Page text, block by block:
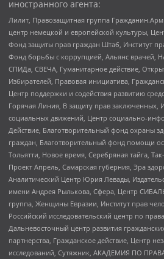
иностранного агента:
Лилит, Правозащитная группа
центр немецкой и европейской культуры,
Фонд защиты прав граждан Штаб, Институт
Фонд борьбы с коррупцией, Альянс
СПИДа, СВЕЧА, Гуманитарное действие,
Избирателей, Правовая инициатива,
Центр поддержки и содействия развитию
Горячая Линия, В защиту прав заключенных,
социальных движений, Центр социально-
Действие, Благотворительный фонд охраны
граждан, Благотворительный фонд помощи
Тольятти, Новое время, Серебряная тайга,
Проект Апрель, Самарская губерния, Эра
Аналитический Центр Юрия Левады,
имени Андрея Рылькова, Сфера, Центр
группа, Женщины Евразии, Институт прав
Российский исследовательский центр по
Дальневосточный центр развития
партнерства, Гражданское действие, Центр
исследований, Сутяжник, АКАДЕМИЯ ПО